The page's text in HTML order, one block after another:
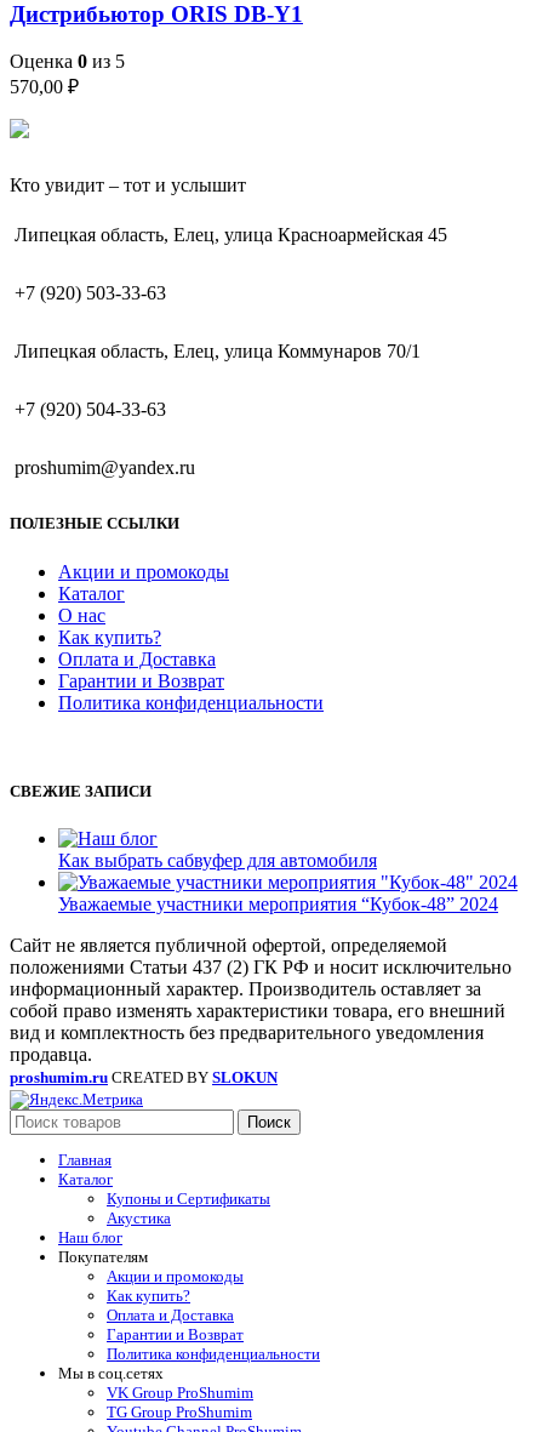
Дистрибьютор ORIS DB-Y1
Оценка 0 из 5
570,00 ₽
Кто увидит – тот и услышит
Липецкая область, Елец, улица Красноармейская 45
+7 (920) 503-33-63
Липецкая область, Елец, улица Коммунаров 70/1
+7 (920) 504-33-63
proshumim@yandex.ru
ПОЛЕЗНЫЕ ССЫЛКИ
Акции и промокоды
Каталог
О нас
Как купить?
Оплата и Доставка
Гарантии и Возврат
Политика конфиденциальности
СВЕЖИЕ ЗАПИСИ
Как выбрать сабвуфер для автомобиля
Уважаемые участники мероприятия “Кубок-48” 2024
Сайт не является публичной офертой, определяемой
положениями Статьи 437 (2) ГК РФ и носит исключительно
информационный характер. Производитель оставляет за
собой право изменять характеристики товара, его внешний
вид и комплектность без предварительного уведомления
продавца.
proshumim.ru CREATED BY SLOKUN
Поиск
Главная
Каталог
Купоны и Сертификаты
Акустика
Наш блог
Покупателям
Акции и промокоды
Как купить?
Оплата и Доставка
Гарантии и Возврат
Политика конфиденциальности
Мы в соц.сетях
VK Group ProShumim
TG Group ProShumim